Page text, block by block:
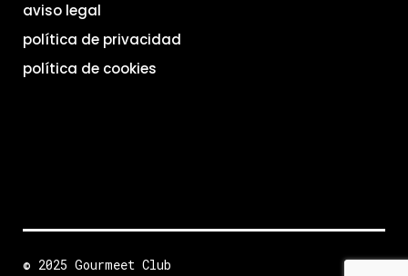
aviso legal
política de privacidad
política de cookies
© 2025 Gourmeet Club